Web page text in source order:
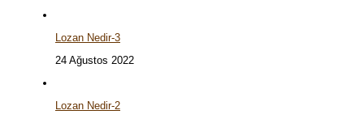
Lozan Nedir-3
24 Ağustos 2022
Lozan Nedir-2